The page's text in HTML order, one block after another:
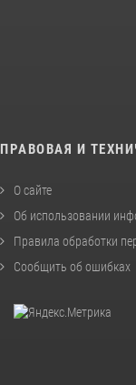
ПРАВОВАЯ И
О сайте
Об использовании
Правила обработки
Сообщить об ошибках